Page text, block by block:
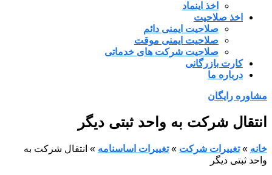
اخذ اینماد
اخذ صلاحیت
صلاحیت ایمنی دائم
صلاحیت ایمنی موقت
صلاحیت شرکت های خدماتی
کارت بازرگانی
درباره ما
مشاوره رایگان
انتقال شرکت به واحد ثبتی دیگر
خانه »تغییرات شرکت »تغییرات اساسنامه » انتقال شرکت به
واحد ثبتی دیگر